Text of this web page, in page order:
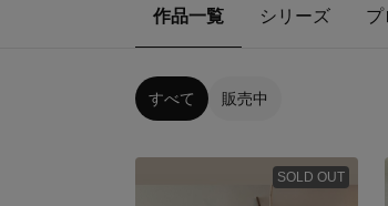
作品一覧 シリーズ プ
すべて 販売中
SOLD OUT